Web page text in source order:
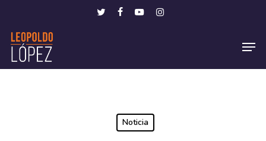
main
content
twitterfacebookyoutubeinstagram
Noticia